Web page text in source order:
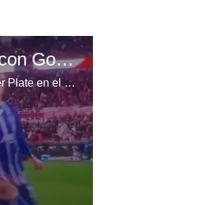
Agustín Auzmendi marca doblete de goles con Godoy Cruz ante River Plate en el Monumental
Agustín Auzmendi marca doblete de goles con Godoy Cruz ante River Plate en el Monumental